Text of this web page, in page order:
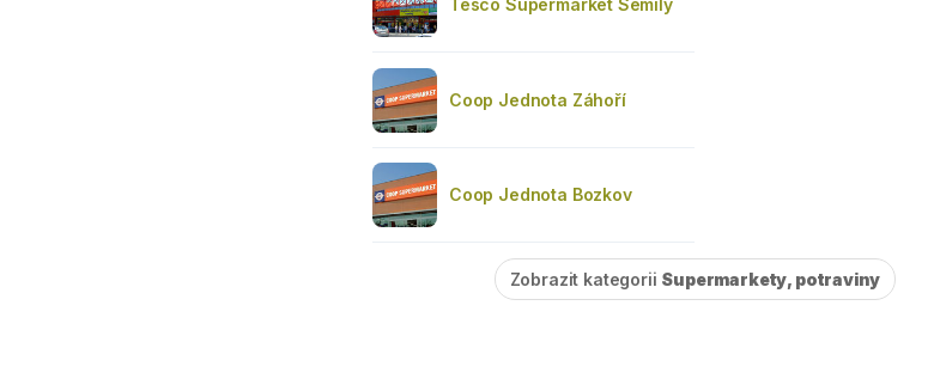
Tesco Supermarket Semily
Coop Jednota Záhoří
Coop Jednota Bozkov
Zobrazit kategorii Supermarkety, potraviny